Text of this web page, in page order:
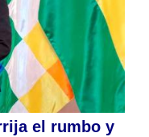
el rumbo y